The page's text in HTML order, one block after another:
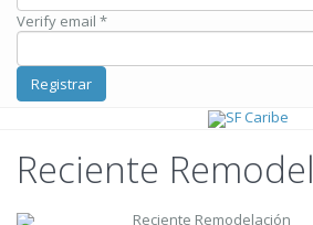
Verify email *
Registrar
Reciente
Reciente Remodelación